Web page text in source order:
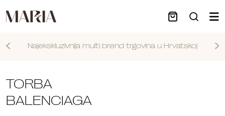
Najekskluzivnija multi brend trgovina u Hrvatskoj
TORBA
BALENCIAGA